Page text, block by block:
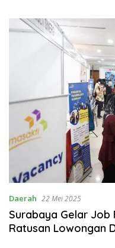
Daerah 22 Mei 2025
Surabaya Gelar Job
Ratusan Lowongan